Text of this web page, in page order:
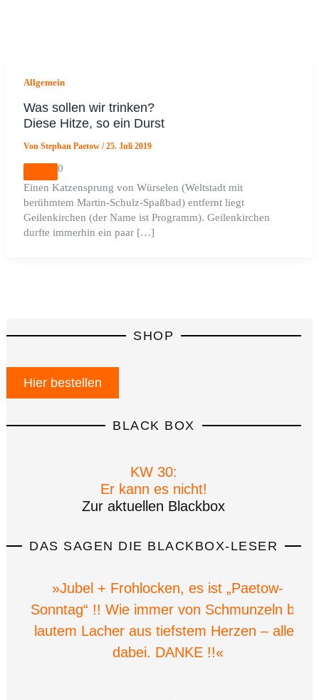
Allgemein
Was sollen wir trinken?
Diese Hitze, so ein Durst
VonStephan Paetow/25. Juli 2019
0
Einen Katzensprung von Würselen (Weltstadt mit
berühmtem Martin-Schulz-Spaßbad) entfernt liegt
Geilenkirchen (der Name ist Programm). Geilenkirchen
durfte immerhin ein paar […]
SHOP
Hier bestellen
BLACK BOX
KW 30:
Er kann es nicht!
Zur aktuellen Blackbox
DAS SAGEN DIE BLACKBOX-LESER
»Jubel + Frohlocken, es ist „Paetow-
Sonntag“ !! Wie immer von Schmunzeln bis
lautem Lacher aus tiefstem Herzen – alles
dabei. DANKE !!«